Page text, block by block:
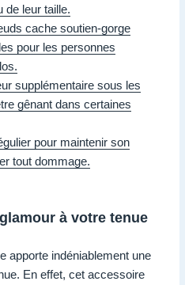
de leur taille.
cache soutien-gorge
pour les personnes
supplémentaire sous les
gênant dans certaines
pour maintenir son
tout dommage.
à votre tenue
apporte indéniablement une
En effet, cet accessoire